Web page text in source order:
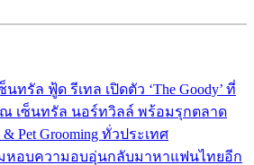
นทรัล ฟู้ด รีเทล เปิดตัว ‘The Goody’ ที่
เซ็นทรัล นอร์ทวิลล์ พร้อมรุกตลาด
& Pet Grooming ทั่วประเทศ
หอบความอบอุ่นกลับมาหาแฟนไทยอีก